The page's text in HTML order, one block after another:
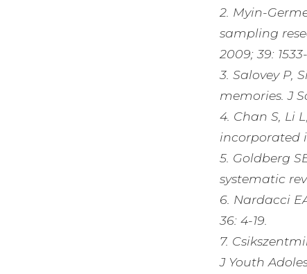
2. Myin-
sampling
2009; 39: 1533-
3. Salovey P,
memories. J
4. Chan S, Li
incorporated
5. Goldberg
systematic
6. Nardacci
36: 4-19.
7.
J Youth